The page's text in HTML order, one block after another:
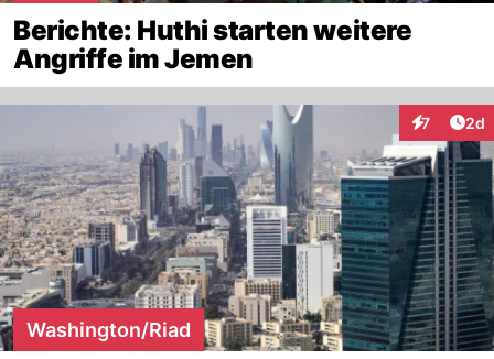
Berichte: Huthi starten weitere
Angriffe im Jemen
7 2d
Washington/Riad